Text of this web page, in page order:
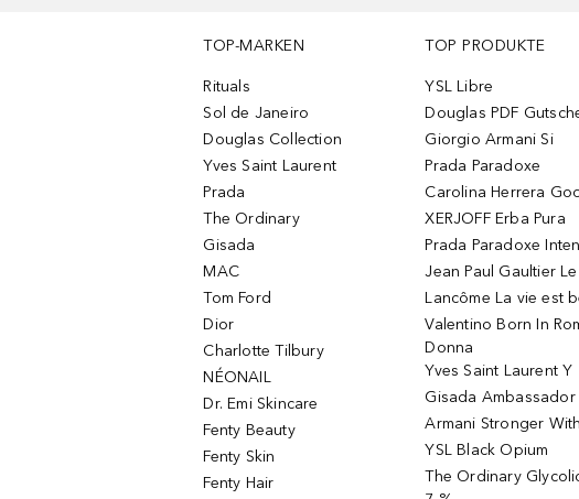
TOP-MARKEN
Rituals
Sol de Janeiro
Douglas Collection
Yves Saint Laurent
Prada
The Ordinary
Gisada
MAC
Tom Ford
Dior
Charlotte Tilbury
NÉONAIL
Dr. Emi Skincare
Fenty Beauty
Fenty Skin
Fenty Hair
TOP PRODUKTE
YSL Libre
Douglas PDF
Giorgio Armani Si
Prada Paradoxe
Carolina Herrera
XERJOFF Erba Pura
Prada Paradoxe
Jean Paul Gaultier
Lancôme La vie est
Valentino Born In
Donna
Yves Saint Laurent Y
Gisada Ambassador
Armani Stronger
YSL Black Opium
The Ordinary